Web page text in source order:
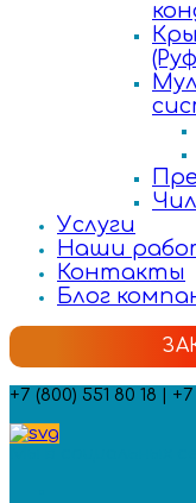
Услуги
Наши
Контакты
Блог
+7 (800) 551 80 18 |